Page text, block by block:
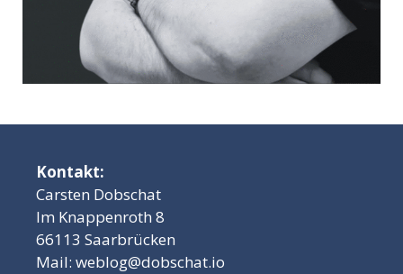
Kontakt:
Carsten Dobschat
Im Knappenroth 8
66113 Saarbrücken
Mail: weblog@dobschat.io